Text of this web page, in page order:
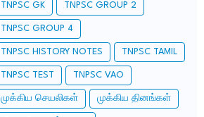
TNPSC GK TNPSC GROUP 2
TNPSC GROUP 4
TNPSC HISTORY NOTES TNPSC TAMIL
TNPSC TEST TNPSC VAO
முக்கிய செயலிகள் முக்கிய தினங்கள்